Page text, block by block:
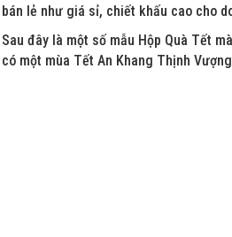
bán lẻ như giá sỉ, chiết khấu cao cho
Sau đây là một số mẫu Hộp Quà Tết
có một mùa Tết An Khang Thịnh